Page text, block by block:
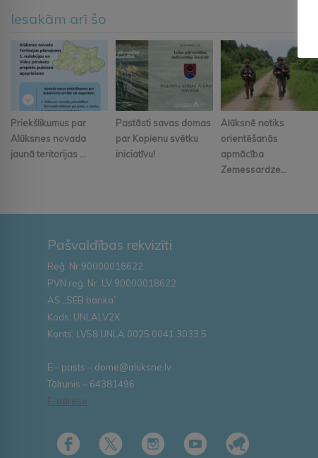
Iesakām arī šo
Priekšlikumus par
Alūksnes novada
jaunā teritorijas ...
Pastāsti savas domas
par Kopienu svētku
iniciatīvu!
Alūksnē notiks
orientēšanās
apmācība
Zemessardze...
Pašvaldības rekvizīti
Reģ. Nr.90000018622
PVN reģ. Nr. LV 90000018622
AS „SEB banka”
Kods: UNLALV2X
Konts: LV58 UNLA 0025 0041 3033 5
E – pasts – dome@aluksne.lv
Tālrunis – 64381496
E-adrese